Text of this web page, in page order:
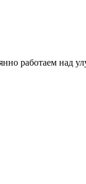
работаем над